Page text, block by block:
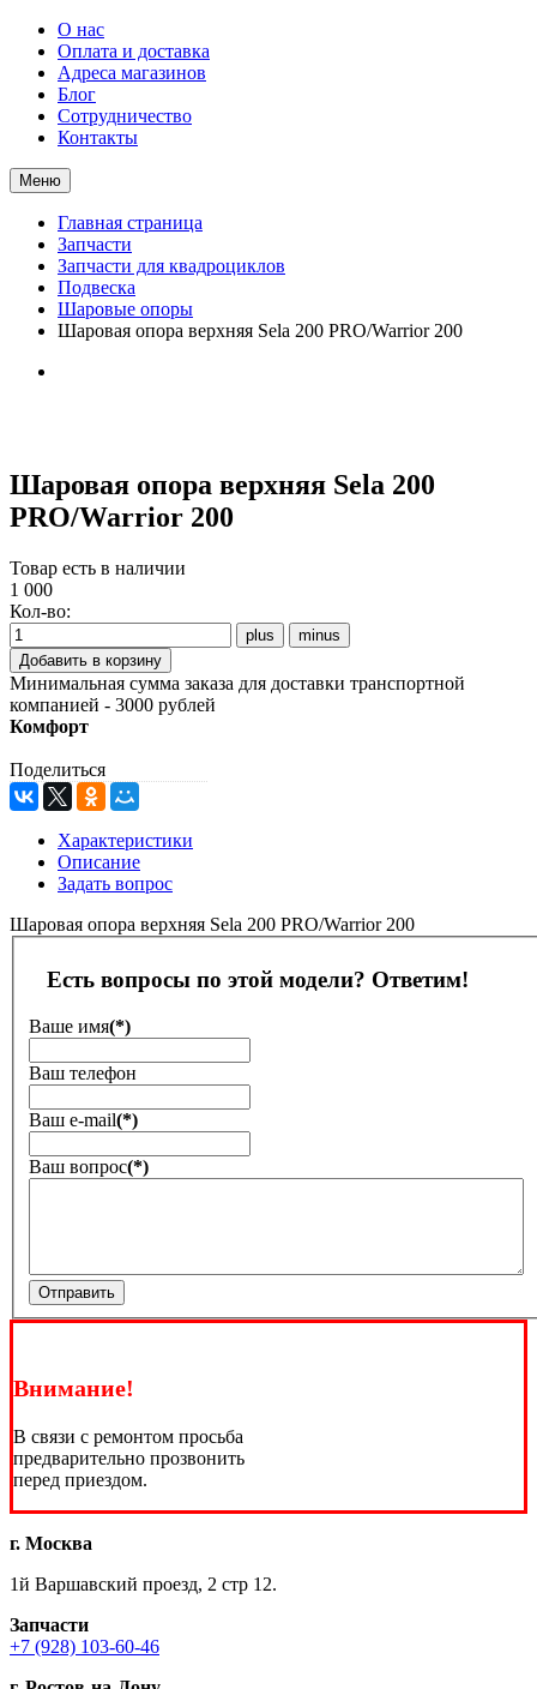
О нас
Оплата и доставка
Адреса магазинов
Блог
Сотрудничество
Контакты
Меню
Главная страница
Запчасти
Запчасти для квадроциклов
Подвеска
Шаровые опоры
Шаровая опора верхняя Sela 200 PRO/Warrior 200
Шаровая опора верхняя Sela 200
PRO/Warrior 200
Товар есть в наличии
1 000
Кол-во:
Минимальная сумма заказа для доставки транспортной
компанией - 3000 рублей
Комфорт
Поделиться
Характеристики
Описание
Задать вопрос
Шаровая опора верхняя Sela 200 PRO/Warrior 200
Есть вопросы по этой модели? Ответим!
Ваше имя(*)
Ваш телефон
Ваш е-mail(*)
Ваш вопрос(*)
Отправить
Внимание!
В связи с ремонтом просьба
предварительно прозвонить
перед приездом.
г. Москва
1й Варшавский проезд, 2 стр 12.
Запчасти
+7 (928) 103-60-46